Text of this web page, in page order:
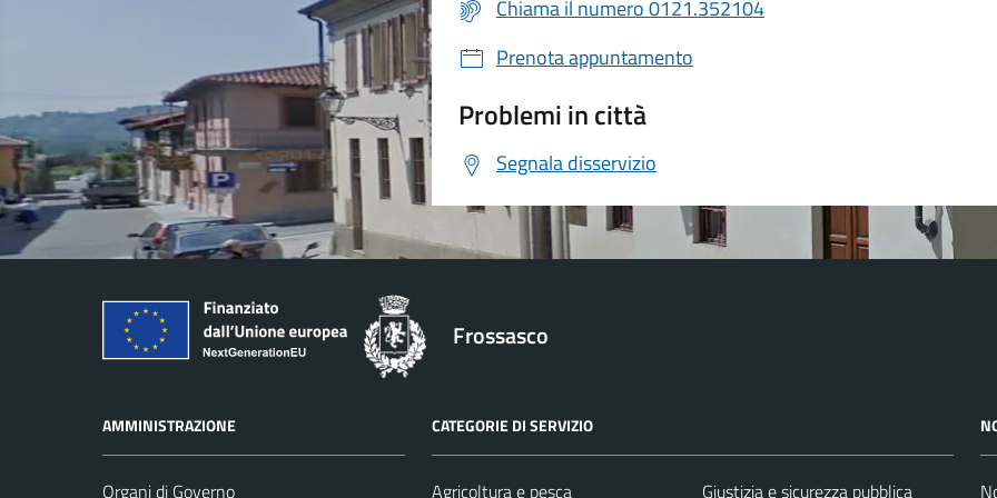
Chiama il numero 0121.352104
Prenota appuntamento
Problemi in città
Segnala disservizio
Frossasco
AMMINISTRAZIONE
Organi di Governo
CATEGORIE DI SERVIZIO
Agricoltura e pesca Giustizia e sicurezza pubblica